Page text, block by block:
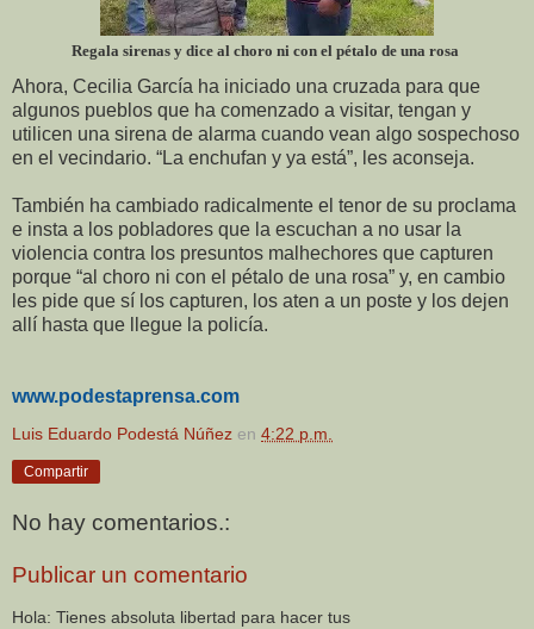
Regala sirenas y dice al choro ni con el pétalo de una rosa
Ahora, Cecilia García ha iniciado una cruzada para que
algunos pueblos que ha comenzado a visitar, tengan y
utilicen una sirena de alarma cuando vean algo sospechoso
en el vecindario. “La enchufan y ya está”, les aconseja.
También ha cambiado radicalmente el tenor de su proclama
e insta a los pobladores que la escuchan a no usar la
violencia contra los presuntos malhechores que capturen
porque “al choro ni con el pétalo de una rosa” y, en cambio
les pide que sí los capturen, los aten a un poste y los dejen
allí hasta que llegue la policía.
www.podestaprensa.com
Luis Eduardo Podestá Núñez en 4:22 p.m.
Compartir
No hay comentarios.:
Publicar un comentario
Hola: Tienes absoluta libertad para hacer tus